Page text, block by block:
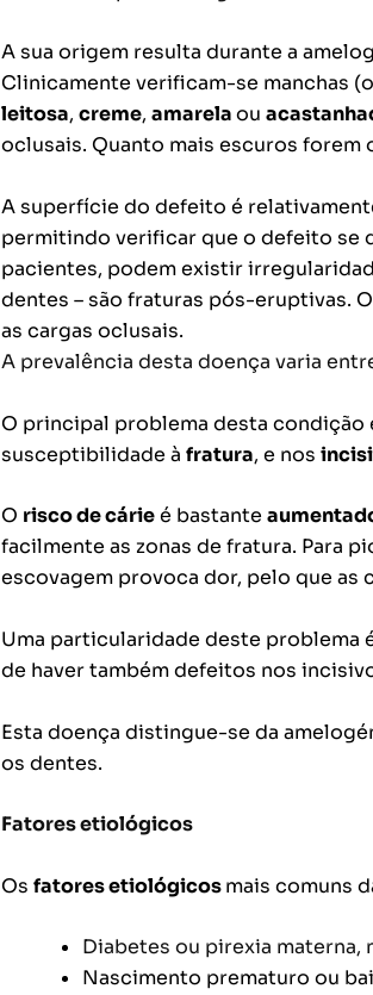
A sua origem resulta durante a
Clinicamente verificam-se manchas
leitosa, creme, amarelaou
oclusais. Quanto mais escuros forem
A superfície do defeito é
permitindo verificar que o defeito se
pacientes, podem existir
dentes – são fraturas pós-eruptivas.
as cargas oclusais.
A prevalência desta doença varia
O principal problema desta condição
susceptibilidade à fratura, e nos
O risco de cárieé bastante
facilmente as zonas de fratura. Para
escovagem provoca dor, pelo que as
Uma particularidade deste problema
de haver também defeitos nos
Esta doença distingue-se da
os dentes.
Fatores etiológicos
Os fatores etiológicosmais comuns
Diabetes ou pirexia materna,
Nascimento prematuro ou